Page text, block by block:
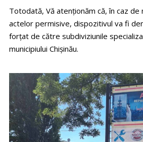
Totodată, Vă atenționăm că, în caz
actelor permisive, dispozitivul va fi
forțat de către subdiviziunile
municipiului Chișinău.